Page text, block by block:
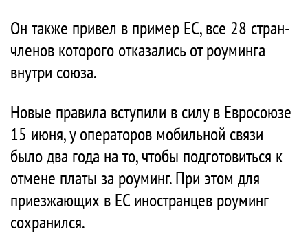
Он также привел в пример ЕС, все 28 стран-
членов которого отказались от роуминга
внутри союза.
Новые правила вступили в силу в Евросоюзе
15 июня, у операторов мобильной связи
было два года на то, чтобы подготовиться к
отмене платы за роуминг. При этом для
приезжающих в ЕС иностранцев роуминг
сохранился.